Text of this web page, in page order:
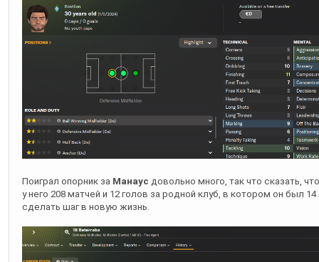
Поиграл опорник за Манаус довольно много, так что сказать,
у него 208 матчей и 12 голов за родной клуб, в котором он был
сделать шаг в новую жизнь.